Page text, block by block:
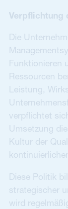
Verpflichtung
Die
Funktionieren
Ressourcen
Leistung,
verpflichtet
Umsetzung
Kultur der
Diese Politik
strategischer
wird